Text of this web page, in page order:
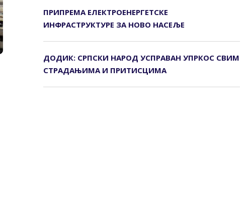
ПРИПРЕМА ЕЛЕКТРОЕНЕРГЕТСКЕ
ИНФРАСТРУКТУРЕ ЗА НОВО НАСЕЉЕ
ДОДИК: СРПСКИ НАРОД УСПРАВАН УПРКОС СВИМ
СТРАДАЊИМА И ПРИТИСЦИМА